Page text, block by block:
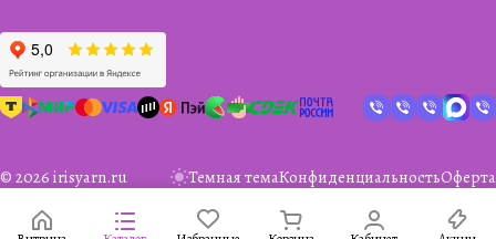
© 2026 irisyarn.ru Темная темаКонфиденциальностьОферта